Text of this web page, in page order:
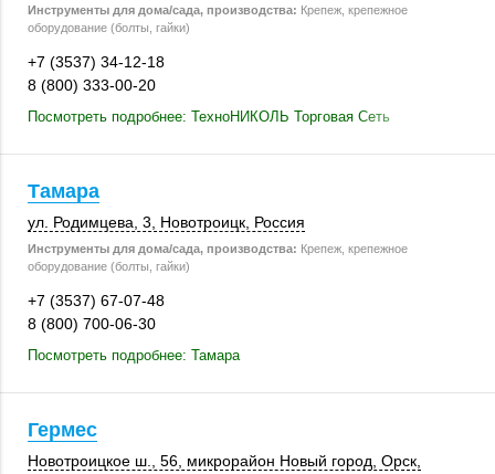
Инструменты для дома/сада, производства: Крепеж, крепежное
оборудование (болты, гайки)
+7 (3537) 34-12-18
8 (800) 333-00-20
Посмотреть подробнее: ТехноНИКОЛЬ Торговая Сеть
Тамара
ул. Родимцева, 3 Новотроицк Россия
Инструменты для дома/сада, производства: Крепеж, крепежное
оборудование (болты, гайки)
+7 (3537) 67-07-48
8 (800) 700-06-30
Посмотреть подробнее: Тамара
Гермес
Новотроицкое ш., 56 , микрорайон Новый город, Орск